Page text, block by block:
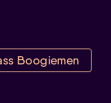
Boogiemen